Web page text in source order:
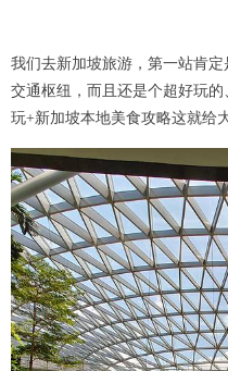
我们去新加坡旅游，第一站肯
交通枢纽，而且还是个超好玩
玩+新加坡本地美食攻略这就给